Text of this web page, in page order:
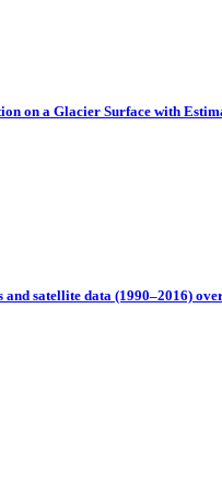
on a Glacier Surface with
satellite data (1990–2016)